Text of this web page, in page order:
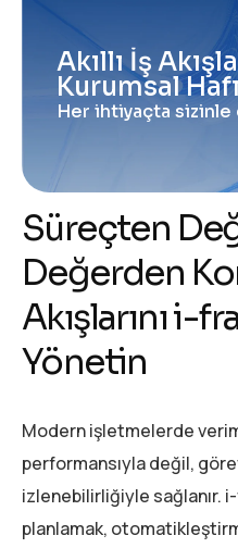
Akıllıİş Akışla
KurumsalHaf
Her ihtiyaçta sizinle
Süreçten
Değerden
Akışlarını i-
Yönetin
Modern işletmelerde
performansıyla değil,
izlenebilirliğiyle sağlanır.
planlamak,